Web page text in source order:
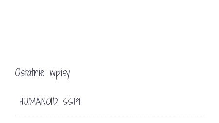
Ostatnie wpisy
HUMANOID SS19